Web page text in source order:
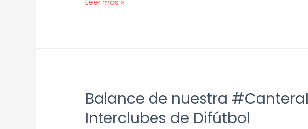
Leer más »
Balance de nuestra
Interclubes de Difútbol